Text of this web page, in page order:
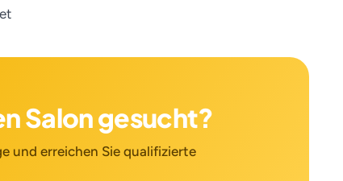
Salon gesucht?
und erreichen Sie qualifizierte